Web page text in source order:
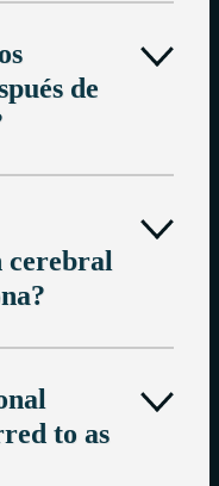
de
cerebral
to as